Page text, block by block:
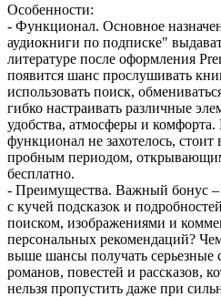
Особенности:
- Функционал. Основное
аудиокниги по подписке"
литературе после оформления
появится шанс прослушивать
использовать поиск,
гибко настраивать различные
удобства, атмосферы и комфорта.
функционал не захотелось,
пробным периодом,
бесплатно.
- Преимущества. Важный бонус
с кучей подсказок и
поиском, изображениями и
персональных рекомендаций?
выше шансы получать серьезные
романов, повестей и рассказов,
нельзя пропустить даже при